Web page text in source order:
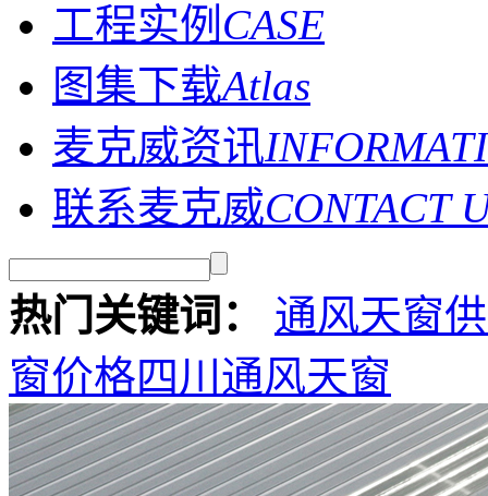
工程实例 CASE
图集下载Atlas
麦克威资讯
联系麦克威CONTACT
热门关键词：
通风天窗
窗价格四川通风天窗